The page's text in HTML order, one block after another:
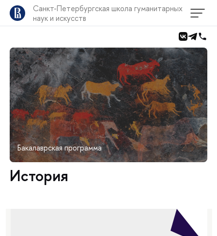
Санкт-Петербургская школа гуманитарных
наук и искусств
Бакалаврская программа
История